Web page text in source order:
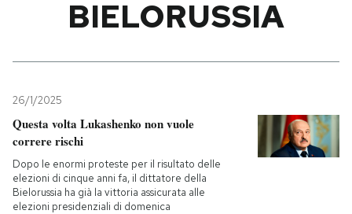
Mondo
Tecnologia
Internet
Cultura
Economia
Libri
Europa
Altrecose
BIELORUSSIA
26/1/2025
Questa volta Lukashenko non vuole
correre rischi
Dopo le enormi proteste per il risultato delle
elezioni di cinque anni fa, il dittatore della
Bielorussia ha già la vittoria assicurata alle
elezioni presidenziali di domenica